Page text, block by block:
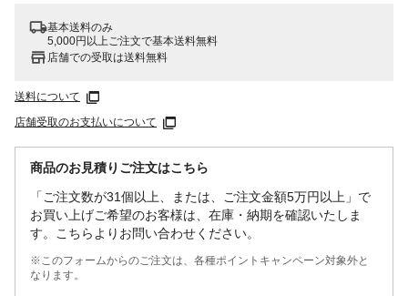
基本送料のみ
5,000円以上ご注文で基本送料無料
店舗での受取は送料無料
送料について
店舗受取のお支払いについて
商品のお見積りご注文はこちら
「ご注文数が31個以上、または、ご注文金額5万円以上」で
お買い上げご希望のお客様は、在庫・納期を確認いたしま
す。こちらよりお問い合わせください。
※このフォームからのご注文は、各種ポイントキャンペーン対象外と
なります。